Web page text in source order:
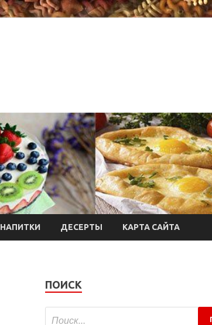
НАПИТКИ ДЕСЕРТЫ КАРТА САЙТА
ПОИСК